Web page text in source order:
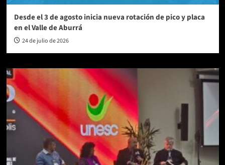
Desde el 3 de agosto inicia nueva rotación de pico y placa
en el Valle de Aburrá
24 de julio de 2026